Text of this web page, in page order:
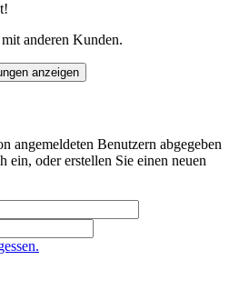
anderen Kunden.
anzeigen
angemeldeten Benutzern abgegeben
ein, oder erstellen Sie einen neuen